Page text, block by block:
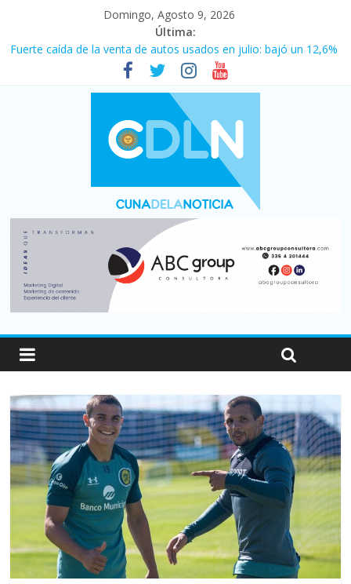
Domingo, Agosto 9, 2026
Última:
Fuerte caída de la venta de autos usados en julio: bajó un 12,6%
Central venció 1 a 0 al River de Coudet en el Monumental
La morosidad alcanzó su nivel más alto en dos décadas y ya
afecta a 400 mil deudores en Santa Fe
Desde que asumió Milei cerraron 41.000 kioscos: el sector
denuncia crisis como en 2001
Vacaciones de invierno con más movimiento y consumo
turístico: 4,6 millones de personas viajaron por el país, un 5,9%